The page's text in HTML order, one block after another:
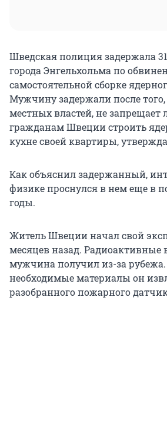
Шведская полиция задержала
города Энгельхольма по
самостоятельной сборке
Мужчину задержали после
местных властей, не запрещает
гражданам Швеции строить
кухне своей квартиры,
Как объяснил задержанный,
физике проснулся в нем еще в
годы.
Житель Швеции начал свой
месяцев назад. Радиоактивные
мужчина получил из-за
необходимые материалы он
разобранного пожарного